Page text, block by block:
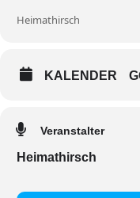
Heimathirsch
KALENDER
Veranstalter
Heimathirsch